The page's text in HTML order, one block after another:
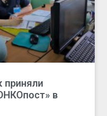
приняли
в